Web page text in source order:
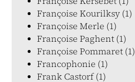
Françoise Kourilksy (1)
Françoise Merle (1)
Françoise Paghent (1)
Françoise Pommaret (1)
Francophonie (1)
Frank Castorf (1)